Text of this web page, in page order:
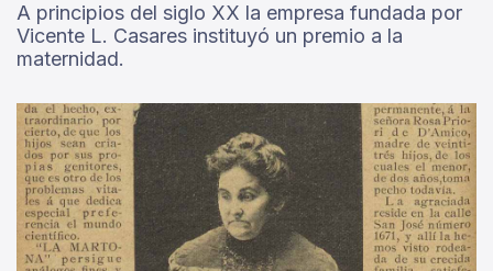
A principios del siglo XX la empresa fundada por
Vicente L. Casares instituyó un premio a la
maternidad.